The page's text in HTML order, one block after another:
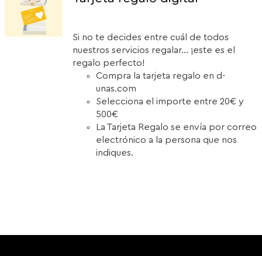
Si no te decides entre cuál de todos
nuestros servicios regalar... ¡este es el
regalo perfecto!
Compra la tarjeta regalo en d-
unas.com
Selecciona el importe entre 20€ y
500€
La Tarjeta Regalo se envía por correo
electrónico a la persona que nos
indiques.